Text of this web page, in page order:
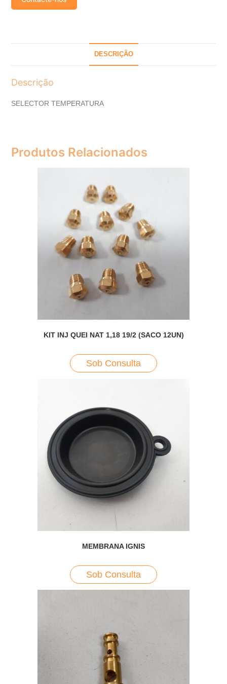
DESCRIÇÃO
Descrição
SELECTOR TEMPERATURA
Produtos Relacionados
KIT INJ QUEI NAT 1,18 19/2 (SACO 12UN)
Sob Consulta
MEMBRANA IGNIS
Sob Consulta